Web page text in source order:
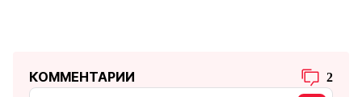
КОММЕНТАРИИ 2